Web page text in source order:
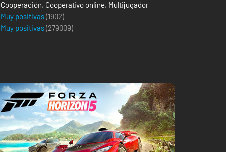
Cooperación, Cooperativo online, Multijugador
Muy positivas(1902)
Muy positivas(279009)